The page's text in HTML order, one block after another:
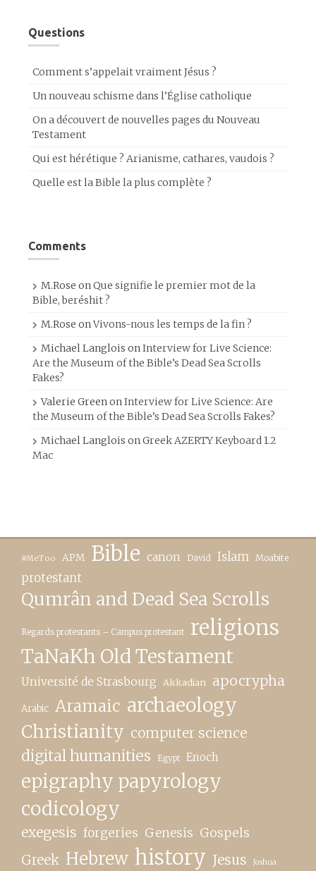
Questions
Comment s’appelait vraiment Jésus ?
Un nouveau schisme dans l’Église catholique
On a découvert de nouvelles pages du Nouveau
Testament
Qui est hérétique ? Arianisme, cathares, vaudois ?
Quelle est la Bible la plus complète ?
Comments
M.Rose onQue signifie le premier mot de la
Bible, beréshit ?
M.Rose onVivons-nous les temps de la fin ?
Michael Langlois onInterview for Live Science:
Are the Museum of the Bible’s Dead Sea Scrolls
Fakes?
Valerie GreenonInterview for Live Science: Are
the Museum of the Bible’s Dead Sea Scrolls Fakes?
Michael Langlois onGreek AZERTY Keyboard 1.2
Mac
#MeToo APM Bible canon David Islam Moabite
protestant
Qumrân and Dead Sea Scrolls
Regards protestants – Campus protestant religions
TaNaKh Old Testament
Université de Strasbourg Akkadian apocrypha
Arabic Aramaic archaeology
Christianity computer science
digital humanities Egypt Enoch
epigraphy papyrology
codicology
exegesis forgeries Genesis Gospels
Greek Hebrew history Jesus Joshua